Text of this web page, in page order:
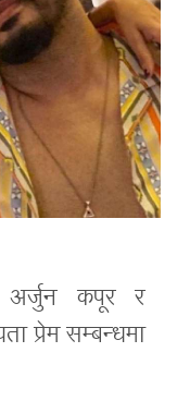
अर्जुन कपूर र
प्रेम सम्बन्धमा